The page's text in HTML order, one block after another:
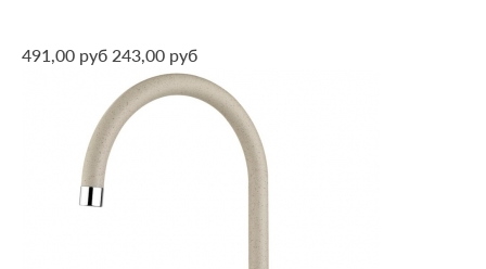
491,00 руб 243,00 руб